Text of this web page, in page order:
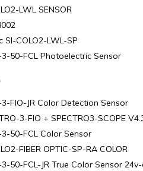
LWL SENSOR
COLO2-LWL-SP
50-FCL Photoelectric Sensor
FIO-JR Color Detection Sensor
3-FIO + SPECTRO3-SCOPE
50-FCL Color Sensor
FIBER OPTIC-SP-RA COLOR
50-FCL-JR True Color Sensor